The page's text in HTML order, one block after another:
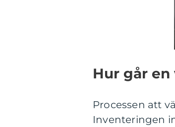
Hur går
Processen att
Inventeringen